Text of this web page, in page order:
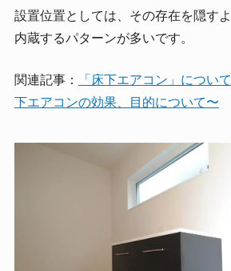
設置位置としては、その存在を隠す
内蔵するパターンが多いです。
関連記事：
「床下エアコン」につい
下エアコンの効果、目的について〜